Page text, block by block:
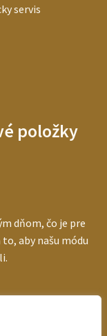
servis
položky
dňom, čo je pre
aby našu módu